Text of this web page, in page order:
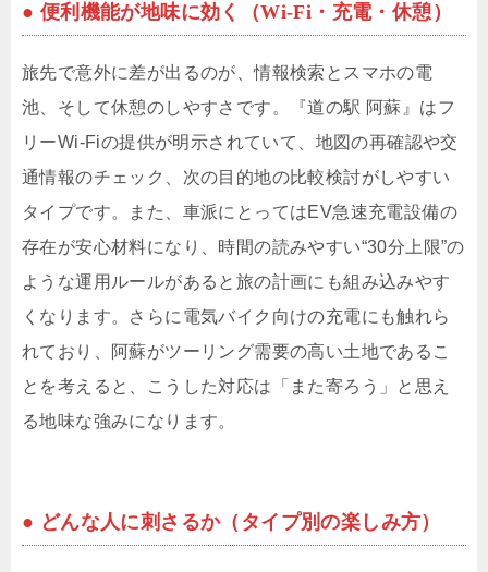
● 便利機能が地味に効く（Wi-Fi・充電・休憩）
旅先で意外に差が出るのが、情報検索とスマホの電
池、そして休憩のしやすさです。『道の駅 阿蘇』はフ
リーWi-Fiの提供が明示されていて、地図の再確認や交
通情報のチェック、次の目的地の比較検討がしやすい
タイプです。また、車派にとってはEV急速充電設備の
存在が安心材料になり、時間の読みやすい“30分上限”の
ような運用ルールがあると旅の計画にも組み込みやす
くなります。さらに電気バイク向けの充電にも触れら
れており、阿蘇がツーリング需要の高い土地であるこ
とを考えると、こうした対応は「また寄ろう」と思え
る地味な強みになります。
● どんな人に刺さるか（タイプ別の楽しみ方）